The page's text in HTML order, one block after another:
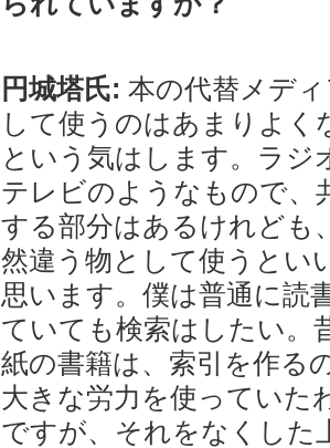
円城塔氏: 本の代替メデ
して使うのはあまりよく
という気はします。ラジ
テレビのようなもので、
する部分はあるけれども
然違う物として使うとい
思います。僕は普通に読
ていても検索はしたい。
紙の書籍は、索引を作る
大きな労力を使っていた
ですが、それをなくした